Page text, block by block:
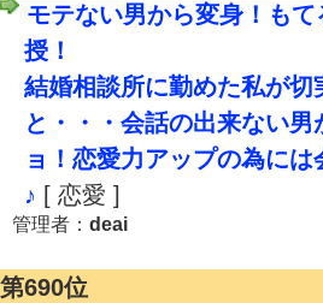
モテない男から変身！も
授！
結婚相談所に勤めた私が切
と・・・会話の出来ない男
ョ！恋愛力アップの為に
♪ [ 恋愛 ]
管理者： deai
第690位